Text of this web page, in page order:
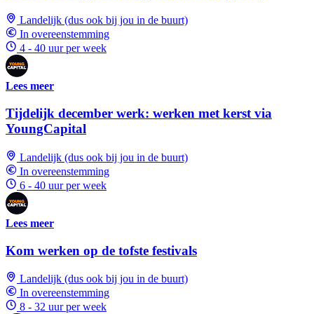
Landelijk (dus ook bij jou in de buurt)
In overeenstemming
4 - 40 uur per week
Lees meer
Tijdelijk december werk: werken met kerst via
YoungCapital
Landelijk (dus ook bij jou in de buurt)
In overeenstemming
6 - 40 uur per week
Lees meer
Kom werken op de tofste festivals
Landelijk (dus ook bij jou in de buurt)
In overeenstemming
8 - 32 uur per week